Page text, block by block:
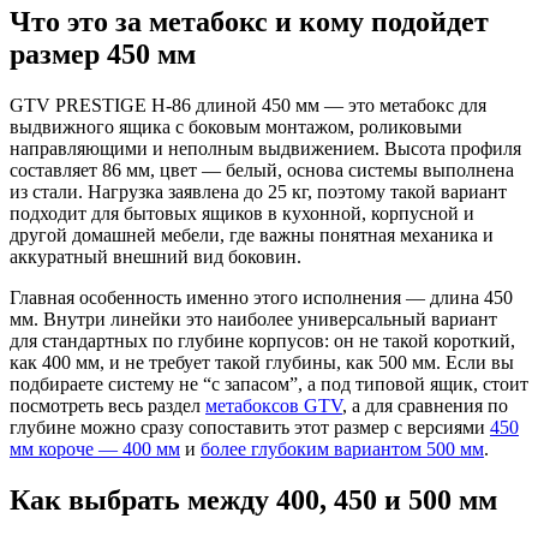
Что это за метабокс и кому подойдет
размер 450 мм
GTV PRESTIGE H-86 длиной 450 мм — это метабокс для
выдвижного ящика с боковым монтажом, роликовыми
направляющими и неполным выдвижением. Высота профиля
составляет 86 мм, цвет — белый, основа системы выполнена
из стали. Нагрузка заявлена до 25 кг, поэтому такой вариант
подходит для бытовых ящиков в кухонной, корпусной и
другой домашней мебели, где важны понятная механика и
аккуратный внешний вид боковин.
Главная особенность именно этого исполнения — длина 450
мм. Внутри линейки это наиболее универсальный вариант
для стандартных по глубине корпусов: он не такой короткий,
как 400 мм, и не требует такой глубины, как 500 мм. Если вы
подбираете систему не “с запасом”, а под типовой ящик, стоит
посмотреть весь раздел метабоксов GTV, а для сравнения по
глубине можно сразу сопоставить этот размер с версиями 450
мм короче — 400 мм и более глубоким вариантом 500 мм.
Как выбрать между 400, 450 и 500 мм